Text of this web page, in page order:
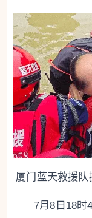
厦门蓝天救援
7月8日18时